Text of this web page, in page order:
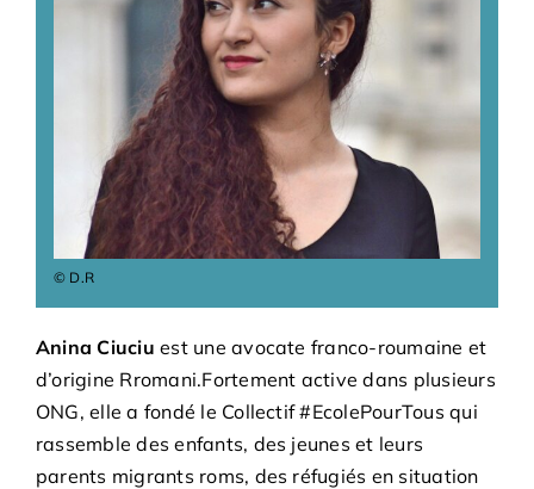
Bénévoles
Adhésions
Archives
Contact
© D.R
Anina Ciuciu est une avocate franco-roumaine et
d’origine Rromani.Fortement active dans plusieurs
ONG, elle a fondé le Collectif #EcolePourTous qui
rassemble des enfants, des jeunes et leurs
parents migrants roms, des réfugiés en situation